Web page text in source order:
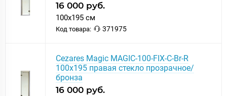
16 000 руб.
100x195 см
Код товара: 371975
Cezares Magic MAGIC-100-FIX-C-Br-R
100x195 правая стекло прозрачное/
бронза
16 000 руб.